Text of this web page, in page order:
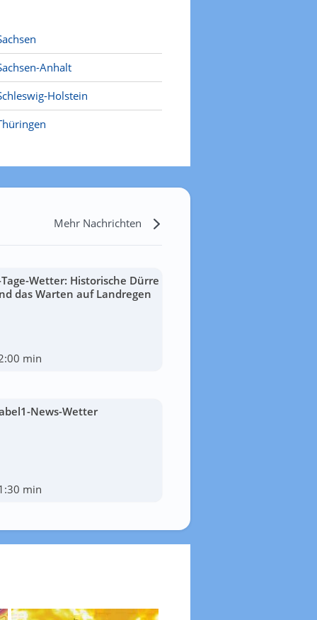
Anhalt
Holstein
Mehr Nachrichten
Wetter: Historische Dürre
das Warten auf Landregen
min
News-Wetter
min